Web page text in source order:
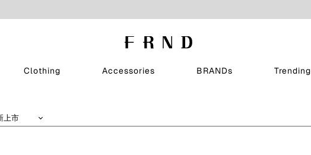
Clothing Accessories BRANDs Trending